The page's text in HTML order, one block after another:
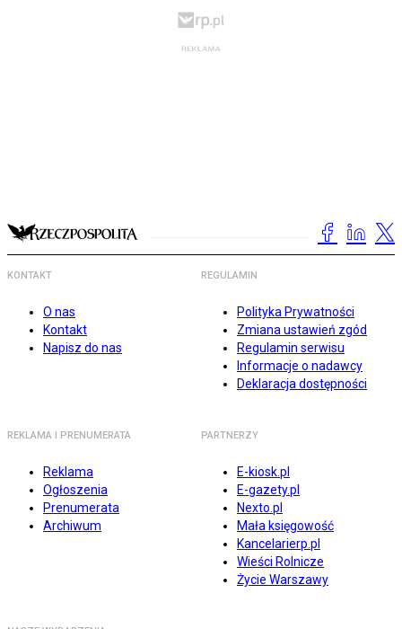
KONTAKT
O nas
Kontakt
Napisz do nas
REGULAMIN
Polityka Prywatności
Zmiana ustawień zgód
Regulamin serwisu
Informacje o nadawcy
Deklaracja dostępności
REKLAMA I PRENUMERATA
Reklama
Ogłoszenia
Prenumerata
Archiwum
PARTNERZY
E-kiosk.pl
E-gazety.pl
Nexto.pl
Mała księgowość
Kancelarierp.pl
Wieści Rolnicze
Życie Warszawy